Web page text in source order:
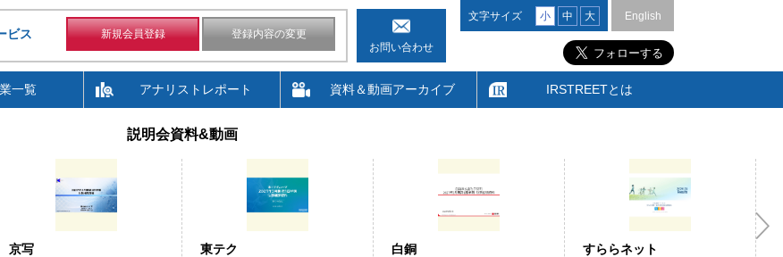
ビス 新規会員登録
登録内容の変更
お問い合わせ
文字サイズ 小 中 大 English
一覧 アナリストレポート 資料＆動画アーカイブ IRSTREETとは
説明会資料&動画
京写 東テク 白銅 すららネット